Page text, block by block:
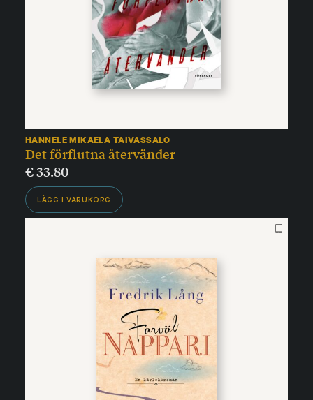
HANNELE MIKAELA TAIVASSALO
Det förflutna återvänder
€33.80
LÄGG I VARUKORG